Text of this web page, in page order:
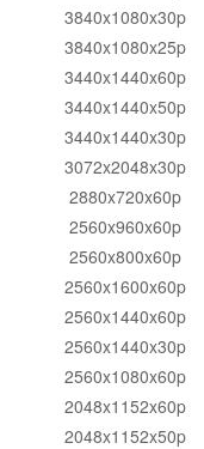
3840x1080x30p
3840x1080x25p
3440x1440x60p
3440x1440x50p
3440x1440x30p
3072x2048x30p
2880x720x60p
2560x960x60p
2560x800x60p
2560x1600x60p
2560x1440x60p
2560x1440x30p
2560x1080x60p
2048x1152x60p
2048x1152x50p